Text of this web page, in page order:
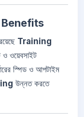
Benefits
Training
ও ওয়েবসাইট
স্পিড ও আপটাইম
উন্নত করতে